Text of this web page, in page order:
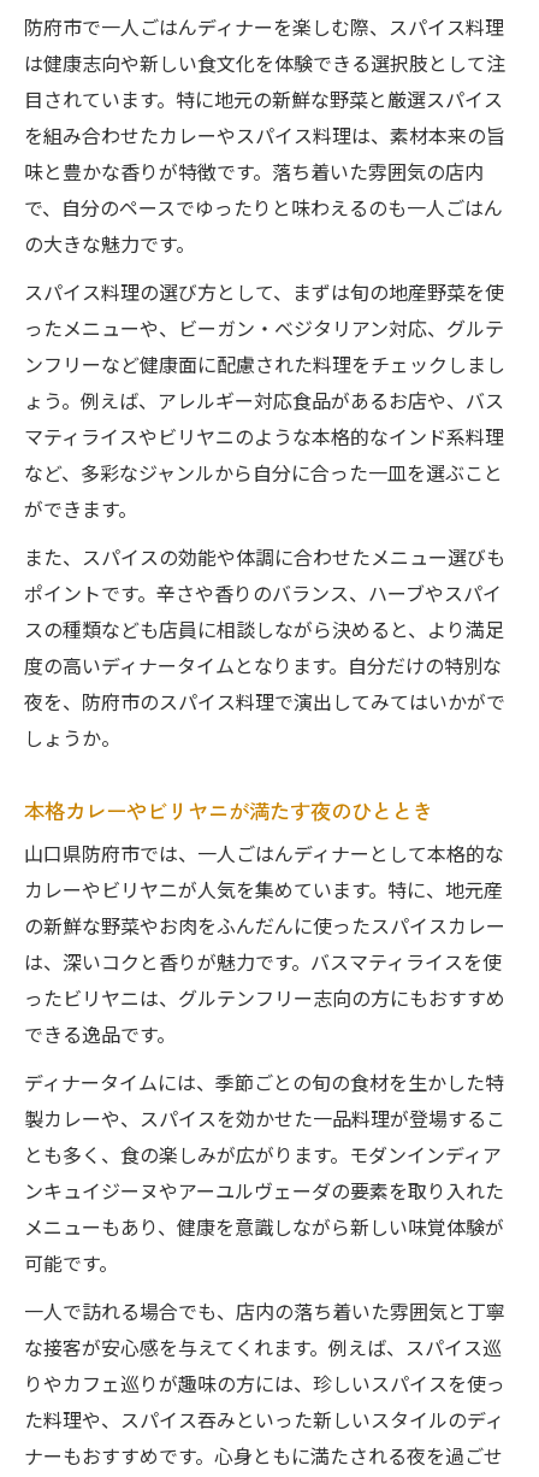
防府市で一人ごはんディナーを楽しむ際、スパイス料理
は健康志向や新しい食文化を体験できる選択肢として注
目されています。特に地元の新鮮な野菜と厳選スパイス
を組み合わせたカレーやスパイス料理は、素材本来の旨
味と豊かな香りが特徴です。落ち着いた雰囲気の店内
で、自分のペースでゆったりと味わえるのも一人ごはん
の大きな魅力です。
スパイス料理の選び方として、まずは旬の地産野菜を使
ったメニューや、ビーガン・ベジタリアン対応、グルテ
ンフリーなど健康面に配慮された料理をチェックしまし
ょう。例えば、アレルギー対応食品があるお店や、バス
マティライスやビリヤニのような本格的なインド系料理
など、多彩なジャンルから自分に合った一皿を選ぶこと
ができます。
また、スパイスの効能や体調に合わせたメニュー選びも
ポイントです。辛さや香りのバランス、ハーブやスパイ
スの種類なども店員に相談しながら決めると、より満足
度の高いディナータイムとなります。自分だけの特別な
夜を、防府市のスパイス料理で演出してみてはいかがで
しょうか。
本格カレーやビリヤニが満たす夜のひととき
山口県防府市では、一人ごはんディナーとして本格的な
カレーやビリヤニが人気を集めています。特に、地元産
の新鮮な野菜やお肉をふんだんに使ったスパイスカレー
は、深いコクと香りが魅力です。バスマティライスを使
ったビリヤニは、グルテンフリー志向の方にもおすすめ
できる逸品です。
ディナータイムには、季節ごとの旬の食材を生かした特
製カレーや、スパイスを効かせた一品料理が登場するこ
とも多く、食の楽しみが広がります。モダンインディア
ンキュイジーヌやアーユルヴェーダの要素を取り入れた
メニューもあり、健康を意識しながら新しい味覚体験が
可能です。
一人で訪れる場合でも、店内の落ち着いた雰囲気と丁寧
な接客が安心感を与えてくれます。例えば、スパイス巡
りやカフェ巡りが趣味の方には、珍しいスパイスを使っ
た料理や、スパイス吞みといった新しいスタイルのディ
ナーもおすすめです。心身ともに満たされる夜を過ごせ